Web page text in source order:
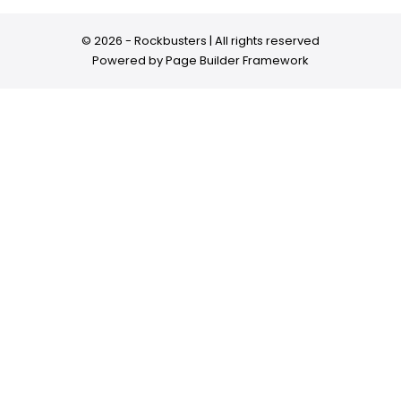
© 2026 - Rockbusters | All rights reserved
Powered byPage Builder Framework